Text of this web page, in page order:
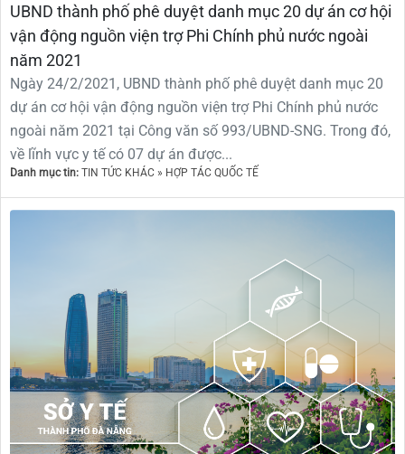
UBND thành phố phê duyệt danh mục 20 dự án cơ hội
vận động nguồn viện trợ Phi Chính phủ nước ngoài
năm 2021
Ngày 24/2/2021, UBND thành phố phê duyệt danh mục 20
dự án cơ hội vận động nguồn viện trợ Phi Chính phủ nước
ngoài năm 2021 tại Công văn số 993/UBND-SNG. Trong đó,
về lĩnh vực y tế có 07 dự án được...
Danh mục tin: TIN TỨC KHÁC » HỢP TÁC QUỐC TẾ